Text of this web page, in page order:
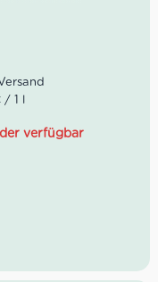
anhaltend.
/ 1 l
verfügbar